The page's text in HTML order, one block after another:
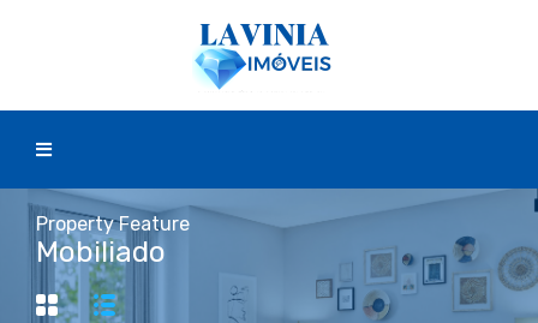
Property Feature
Mobiliado